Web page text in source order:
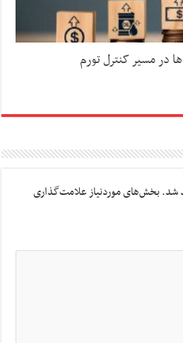
در مسیر کنترل تورم
شد.بخش‌های موردنیاز علامت‌گذاری